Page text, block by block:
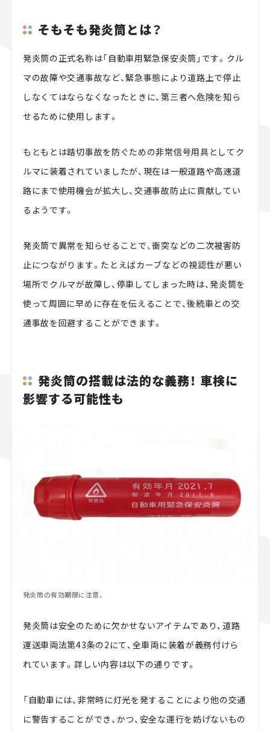
そもそも発炎筒とは？
発炎筒の正式名称は「自動車用緊急保安炎筒」です。クル
マの故障や交通事故など、緊急事態により道路上で停止
しなくてはならなくなったときに、第三者へ危険を知ら
せるために使用します。
もともとは踏切事故を防ぐための非常信号用具としてク
ルマに装着されていましたが、現在は一般道路や高速道
路にまで使用機会が拡大し、交通事故防止に貢献してい
るようです。
発炎筒で異常を知らせることで、衝突などの二次被害防
止につながります。たとえばカーブなどの視認性が悪い
場所でクルマが故障し、停車してしまった時は、発炎筒を
使って周囲に早めに存在を伝えることで、後続車との交
通事故を回避することができます。
発炎筒の搭載は法的な義務！ 車検に
影響する可能性も
発炎筒の有効期限に注意。
発炎筒は安全のために欠かせないアイテムであり、道路
運送車両法第43条の2にて、全車両に装着が義務付けら
れています。詳しい内容は以下の通りです。
「自動車には、非常時に灯光を発することにより他の交通
に警告することができ、かつ、安全な運行を妨げないもの